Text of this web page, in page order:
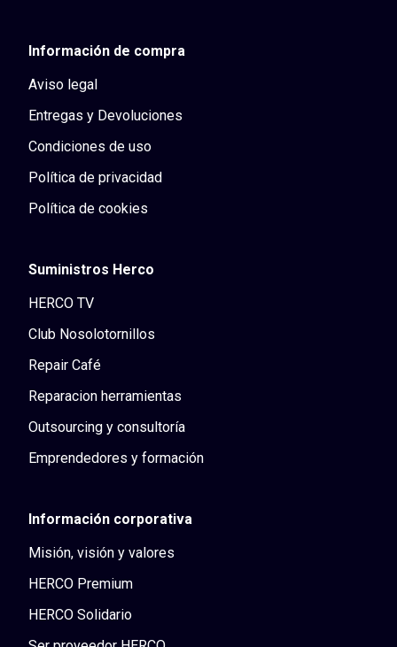
Información de compra
Aviso legal
Entregas y Devoluciones
Condiciones de uso
Política de privacidad
Política de cookies
Suministros Herco
HERCO TV
Club Nosolotornillos
Repair Café
Reparacion herramientas
Outsourcing y consultoría
Emprendedores y formación
Información corporativa
Misión, visión y valores
HERCO Premium
HERCO Solidario